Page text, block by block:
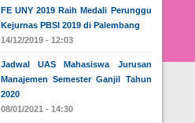
FE UNY 2019 Raih Medali Perunggu
Kejurnas PBSI 2019 di Palembang
14/12/2019 - 12:03
Jadwal UAS Mahasiswa Jurusan
Manajemen Semester Ganjil Tahun
2020
08/01/2021 - 14:30